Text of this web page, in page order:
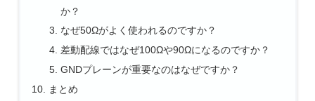
か？
なぜ50Ωがよく使われるのですか？
差動配線ではなぜ100Ωや90Ωになるのですか？
GNDプレーンが重要なのはなぜですか？
まとめ